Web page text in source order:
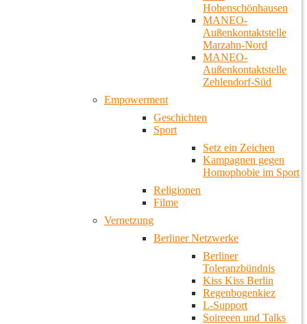
Hohenschönhausen
MANEO-
Außenkontaktstelle
Marzahn-Nord
MANEO-
Außenkontaktstelle
Zehlendorf-Süd
Empowerment
Geschichten
Sport
Setz ein Zeichen
Kampagnen gegen
Homophobie im Sport
Religionen
Filme
Vernetzung
Berliner Netzwerke
Berliner
Toleranzbündnis
Kiss Kiss Berlin
Regenbogenkiez
L-Support
Soireeen und Talks